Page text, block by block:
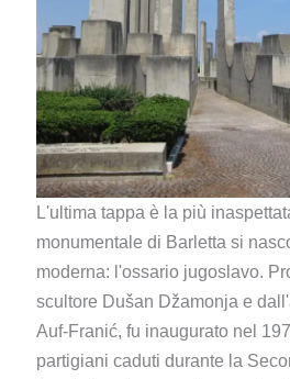
L'ultima tappa è la più
monumentale di Barletta si
moderna: l'ossario jugoslavo.
scultore Dušan Džamonja e
Auf-Franić, fu inaugurato nel
partigiani caduti durante la